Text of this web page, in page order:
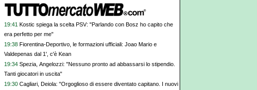
19:41 Kostic spiega la scelta PSV: "Parlando con Bosz ho capito che
era perfetto per me"
19:38 Fiorentina-Deportivo, le formazioni ufficiali: Joao Mario e
Valdepenas dal 1', c'è Kean
19:34 Spezia, Angelozzi: "Nessuno pronto ad abbassarsi lo stipendio.
Tanti giocatori in uscita"
19:30 Cagliari, Deiola: "Orgoglioso di essere diventato capitano. I nuovi